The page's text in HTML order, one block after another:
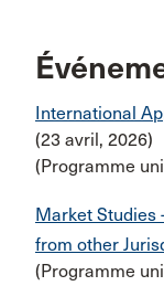
International
(23 avril, 2026)
(Programme
Market Studies
from other
(Programme